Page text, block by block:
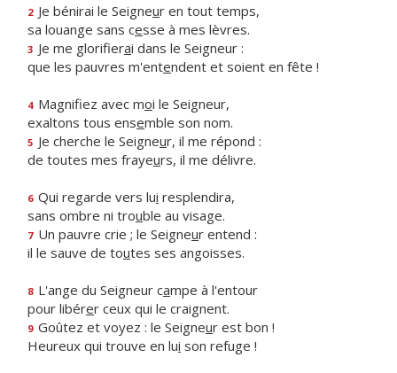
2 Je bénirai le Seigneur en tout temps,
sa louange sans cesse à mes lèvres.
3 Je me glorifierai dans le Seigneur :
que les pauvres m'entendent et soient en fête !
4 Magnifiez avec moi le Seigneur,
exaltons tous ensemble son nom.
5 Je cherche le Seigneur, il me répond :
de toutes mes frayeurs, il me délivre.
6 Qui regarde vers lui resplendira,
sans ombre ni trouble au visage.
7 Un pauvre crie ; le Seigneur entend :
il le sauve de toutes ses angoisses.
8 L'ange du Seigneur campe à l'entour
pour libérer ceux qui le craignent.
9 Goûtez et voyez : le Seigneur est bon !
Heureux qui trouve en lui son refuge !